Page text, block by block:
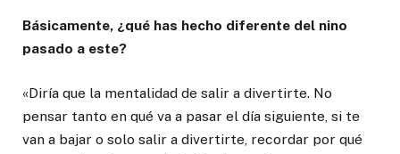
Básicamente, ¿qué has hecho diferente del nino
pasado a este?
«Diría que la mentalidad de salir a divertirte. No
pensar tanto en qué va a pasar el día siguiente, si te
van a bajar o solo salir a divertirte, recordar por qué